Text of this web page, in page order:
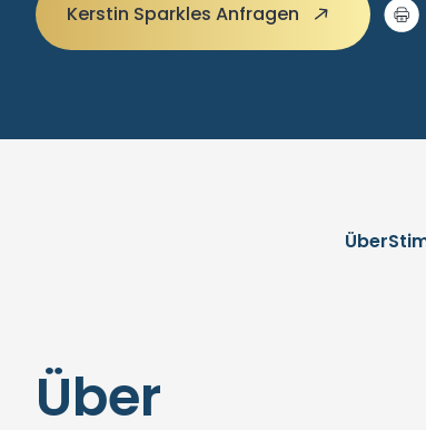
Kerstin Sparkles Anfragen
Über
Über